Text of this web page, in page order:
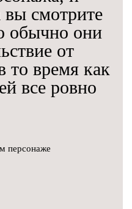
вы смотрите
обычно они
от
то время как
все ровно
персонаже